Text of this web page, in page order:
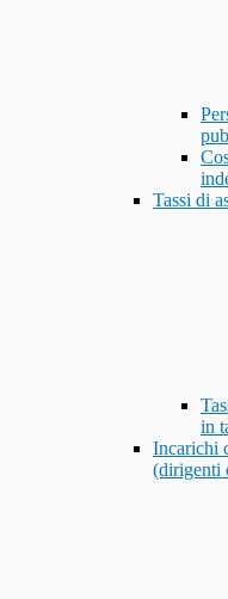
Tassi di
in
Incarichi
(dirigenti